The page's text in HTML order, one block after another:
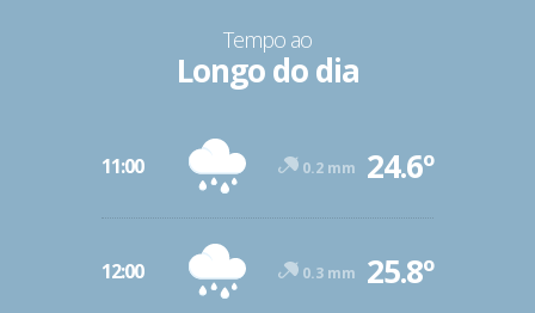
Tempo ao
Longo do dia
11:00 0.2 mm 24.6º
12:00 0.3 mm 25.8º